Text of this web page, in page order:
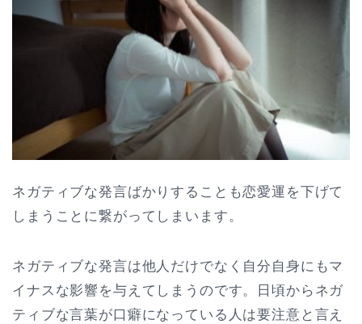
ネガティブな発言ばかりすることも恋愛運を下げて
しまうことに繋がってしまいます。
ネガティブな発言は他人だけでなく自分自身にもマ
イナスな影響を与えてしまうのです。日頃からネガ
ティブな言葉が口癖になっている人は要注意と言え